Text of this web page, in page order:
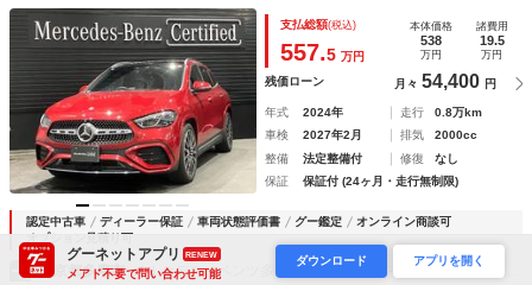
償色パタゴニアレッド／電動リアゲート／３６０度カメラシス
テム／前席シートヒーター／ＡＭＧマルチスポーク２０インチ
アルミホイール／アダプティブダンピングシス
支払総額(税込)
557.5 万円
本体価格
538
万円
諸費用
19.5
万円
残価ローン 月々 54,400 円
年式 2024年 走行
0.8万km
車検
2027年2月 排気
2000cc
整備
法定整備付 修復
なし
保証
保証付 (24ヶ月・走行無制限)
認定中古車 ディーラー保証 車両状態評価書 グー鑑定
オンライン商談可
オプション見積り可
東京都多摩市
グーネットアプリ RENEW
メアド不要で問い合わせ可能
ダウンロード アプリを開く